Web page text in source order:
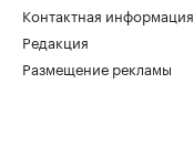
Контактная информация
Редакция
Размещение рекламы